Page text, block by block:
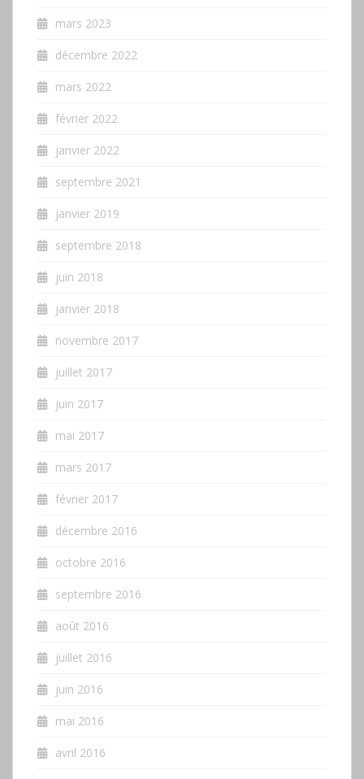
mars 2023
décembre 2022
mars 2022
février 2022
janvier 2022
septembre 2021
janvier 2019
septembre 2018
juin 2018
janvier 2018
novembre 2017
juillet 2017
juin 2017
mai 2017
mars 2017
février 2017
décembre 2016
octobre 2016
septembre 2016
août 2016
juillet 2016
juin 2016
mai 2016
avril 2016